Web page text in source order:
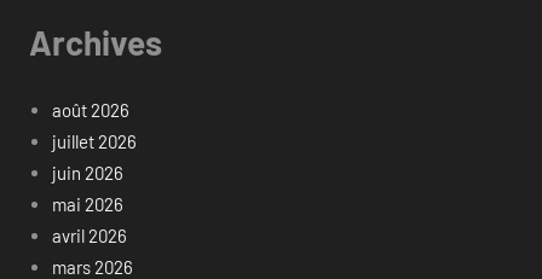
Archives
août 2026
juillet 2026
juin 2026
mai 2026
avril 2026
mars 2026